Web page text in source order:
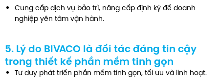
Cung cấp dịch vụ bảo trì, nâng cấp định kỳ để doanh
nghiệp yên tâm vận hành.
5. Lý do BIVACO là đối tác đáng tin cậy
trong thiết kế phần mềm tinh gọn
Tư duy phát triển phần mềm tinh gọn, tối ưu và linh hoạt.